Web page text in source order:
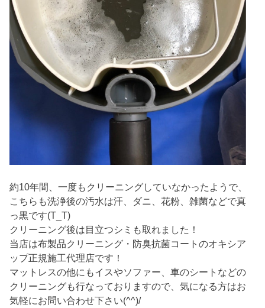
約10年間、一度もクリーニングしていなかったようで、
こちらも洗浄後の汚水は汗、ダニ、花粉、雑菌などで真
っ黒です(T_T)
クリーニング後は目立つシミも取れました！
当店は布製品クリーニング・防臭抗菌コートのオキシア
ップ正規施工代理店です！
マットレスの他にもイスやソファー、車のシートなどの
クリーニングも行なっておりますので、気になる方はお
気軽にお問い合わせ下さい(^^)/